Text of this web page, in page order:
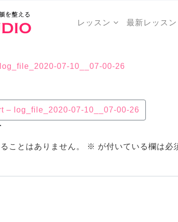
レッスン 最新レッスン
07-10__07-00-26
– log_file_2020-07-10__07-00-26
ことはありません。 ※ が付いている欄は必